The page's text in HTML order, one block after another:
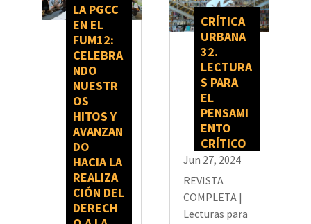
LA PGCC
EN EL
FUM12:
CELEBRA
NDO
NUESTR
OS
HITOS Y
AVANZAN
DO
HACIA LA
REALIZA
CIÓN DEL
DERECH
CRÍTICA
URBANA
32.
LECTURA
S PARA
EL
PENSAMI
ENTO
CRÍTICO
Jun 27, 2024
REVISTA
COMPLETA |
Lecturas para